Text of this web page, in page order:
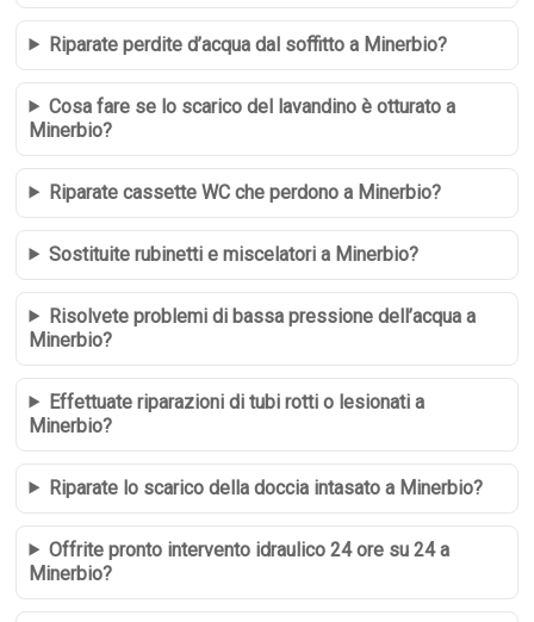
Riparate perdite d’acqua dal soffitto a Minerbio?
Cosa fare se lo scarico del lavandino è otturato a
Minerbio?
Riparate cassette WC che perdono a Minerbio?
Sostituite rubinetti e miscelatori a Minerbio?
Risolvete problemi di bassa pressione dell’acqua a
Minerbio?
Effettuate riparazioni di tubi rotti o lesionati a
Minerbio?
Riparate lo scarico della doccia intasato a Minerbio?
Offrite pronto intervento idraulico 24 ore su 24 a
Minerbio?